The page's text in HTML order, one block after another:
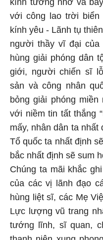
kính tưởng nhớ và
với công lao trời biển
kính yêu - Lãnh tụ
người thầy vĩ đại của
hùng giải phóng dân
giới, người chiến sĩ
sản và công nhân
bỏng giải phóng
với niềm tin tất thắng
mấy, nhân dân ta nhất
Tổ quốc ta nhất định
bắc nhất định sẽ sum
Chúng ta mãi khắc
của các vị lãnh đạo
hùng liệt sĩ, các Mẹ
Lực lượng vũ trang
tướng lĩnh, sĩ quan,